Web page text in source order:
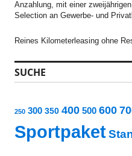
Anzahlung, mit einer
Selection an Gewerbe- und
Reines Kilometerleasing ohne
SUCHE
250 300 350 400 500 600
Sportpaket